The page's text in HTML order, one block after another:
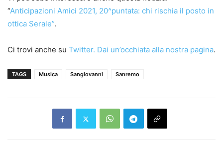
“Anticipazioni Amici 2021, 20^puntata: chi rischia il posto in
ottica Serale”.
Ci trovi anche su Twitter. Dai un’occhiata alla nostra pagina.
TAGS Musica Sangiovanni Sanremo